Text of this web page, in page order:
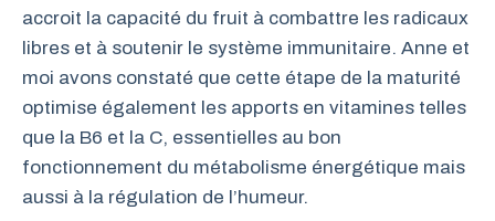
accroit la capacité du fruit à combattre les radicaux
libres et à soutenir le système immunitaire. Anne et
moi avons constaté que cette étape de la maturité
optimise également les apports en vitamines telles
que la B6 et la C, essentielles au bon
fonctionnement du métabolisme énergétique mais
aussi à la régulation de l’humeur.